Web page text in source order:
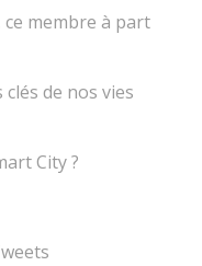
ce membre à part
de nos vies
City ?